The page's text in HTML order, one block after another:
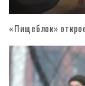
«Пищеблок»